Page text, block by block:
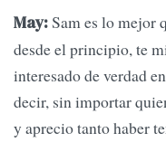
May:Sam es lo mejor
desde el principio, te
interesado de verdad
decir, sin importar
y aprecio tanto haber